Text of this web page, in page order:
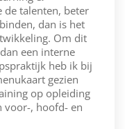
de talenten, beter
dan is het
Om dit
een interne
heb ik bij
gezien
op opleiding
voor-, hoofd- en